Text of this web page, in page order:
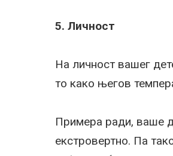
5. Личност
На личност вашег
то како његов
Примера ради, ваше
екстровертно. Па